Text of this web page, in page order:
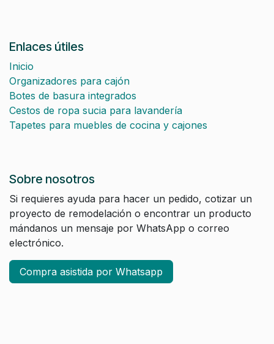
Enlaces útiles
Inicio
Organizadores para cajón
Botes de basura integrados
Cestos de ropa sucia para lavandería
Tapetes para muebles de cocina y cajones
Sobre nosotros
Si requieres ayuda para hacer un pedido, cotizar un
proyecto de remodelación o encontrar un producto
mándanos un mensaje por WhatsApp o correo
electrónico.
Compra asistida por Whatsapp